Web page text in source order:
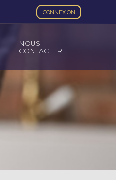
CONNEXION
NOUS
CONTACTER